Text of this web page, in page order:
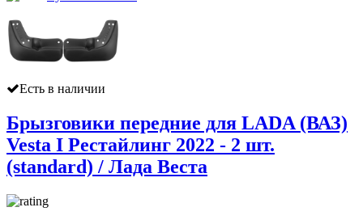
Есть в наличии
Брызговики передние для LADA (ВАЗ)
Vesta I Рестайлинг 2022 - 2 шт.
(standard) / Лада Веста